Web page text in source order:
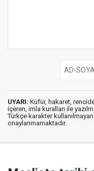
UYARI: Küfür, hakaret,
içeren, imla kuralları ile
Türkçe karakter
onaylanmamaktadır.